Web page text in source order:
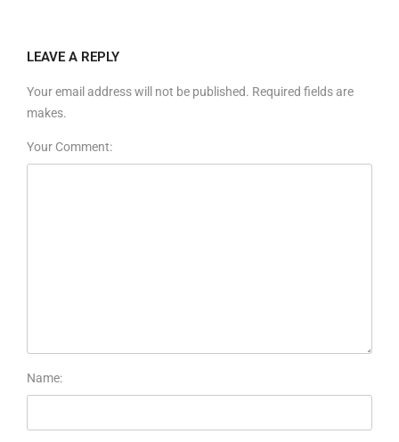
LEAVE A REPLY
Your email address will not be published. Required fields are
makes.
Your Comment:
Name: